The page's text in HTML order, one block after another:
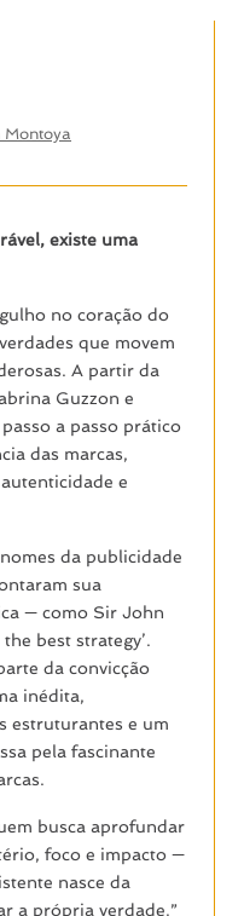
Montoya
existe uma
no coração do
que movem
A partir da
Guzzon e
a passo prático
das marcas,
e
da publicidade
sua
— como Sir John
best strategy’.
da convicção
inédita,
estruturantes e um
pela fascinante
busca aprofundar
foco e impacto —
nasce da
a própria verdade.”